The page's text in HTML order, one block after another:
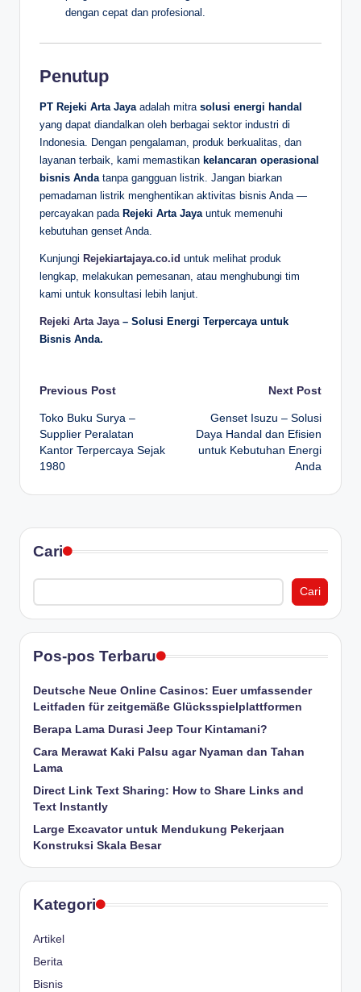
dengan cepat dan profesional.
Penutup
PT Rejeki Arta Jayaadalah mitra solusi energi handal
yang dapat diandalkan oleh berbagai sektor industri di
Indonesia. Dengan pengalaman, produk berkualitas, dan
layanan terbaik, kami memastikan kelancaran operasional
bisnis Andatanpa gangguan listrik. Jangan biarkan
pemadaman listrik menghentikan aktivitas bisnis Anda —
percayakan pada Rejeki Arta Jayauntuk memenuhi
kebutuhan genset Anda.
Kunjungi Rejekiartajaya.co.id untuk melihat produk
lengkap, melakukan pemesanan, atau menghubungi tim
kami untuk konsultasi lebih lanjut.
Rejeki Arta Jaya– Solusi Energi Terpercaya untuk
Bisnis Anda.
Post
navigation
Previous Post
Toko Buku Surya –
Supplier Peralatan
Kantor Terpercaya Sejak
1980
Next Post
Genset Isuzu – Solusi
Daya Handal dan Efisien
untuk Kebutuhan Energi
Anda
Cari
Cari
Pos-pos Terbaru
Deutsche Neue Online Casinos: Euer umfassender
Leitfaden für zeitgemäße Glücksspielplattformen
Berapa Lama Durasi Jeep Tour Kintamani?
Cara Merawat Kaki Palsu agar Nyaman dan Tahan
Lama
Direct Link Text Sharing: How to Share Links and
Text Instantly
Large Excavator untuk Mendukung Pekerjaan
Konstruksi Skala Besar
Kategori
Artikel
Berita
Bisnis